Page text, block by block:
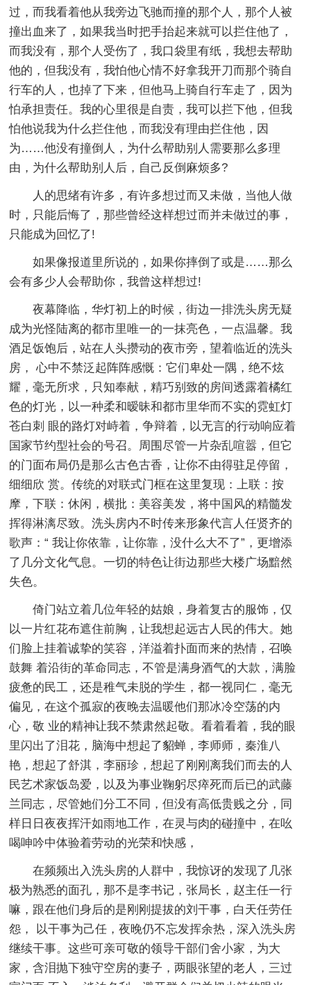
过，而我看着他从我旁边飞驰而撞的那个人，那个人被
撞出血来了，如果我当时把手抬起来就可以拦住他了，
而我没有，那个人受伤了，我口袋里有纸，我想去帮助
他的，但我没有，我怕他心情不好拿我开刀而那个骑自
行车的人，也掉了下来，但他马上骑自行车走了，因为
怕承担责任。我的心里很是自责，我可以拦下他，但我
怕他说我为什么拦住他，而我没有理由拦住他，因
为……他没有撞倒人，为什么帮助别人需要那么多理
由，为什么帮助别人后，自己反倒麻烦多?
人的思绪有许多，有许多想过而又未做，当他人做
时，只能后悔了，那些曾经这样想过而并未做过的事，
只能成为回忆了!
如果像报道里所说的，如果你摔倒了或是……那么
会有多少人会帮助你，我曾这样想过!
夜幕降临，华灯初上的时候，街边一排洗头房无疑
成为光怪陆离的都市里唯一的一抹亮色，一点温馨。我
酒足饭饱后，站在人头攒动的夜市旁，望着临近的洗头
房， 心中不禁泛起阵阵感慨：它们卑处一隅，绝不炫
耀，毫无所求，只知奉献，精巧别致的房间透露着橘红
色的灯光，以一种柔和暧昧和都市里华而不实的霓虹灯
苍白刺 眼的路灯对峙着，争辩着，以无言的行动响应着
国家节约型社会的号召。周围尽管一片杂乱喧嚣，但它
的门面布局仍是那么古色古香，让你不由得驻足停留，
细细欣 赏。传统的对联式门框在这里复现：上联：按
摩，下联：休闲，横批：美容美发，将中国风的精髓发
挥得淋漓尽致。洗头房内不时传来形象代言人任贤齐的
歌声：“ 我让你依靠，让你靠，没什么大不了”，更增添
了几分文化气息。一切的特色让街边那些大楼广场黯然
失色。
倚门站立着几位年轻的姑娘，身着复古的服饰，仅
以一片红花布遮住前胸，让我想起远古人民的伟大。她
们脸上挂着诚挚的笑容，洋溢着扑面而来的热情，召唤
鼓舞 着沿街的革命同志，不管是满身酒气的大款，满脸
疲惫的民工，还是稚气未脱的学生，都一视同仁，毫无
偏见，在这个孤寂的夜晚去温暖他们那冰冷空荡的内
心，敬 业的精神让我不禁肃然起敬。看着看着，我的眼
里闪出了泪花，脑海中想起了貂蝉，李师师，秦淮八
艳，想起了舒淇，李丽珍，想起了刚刚离我们而去的人
民艺术家饭岛爱，以及为事业鞠躬尽瘁死而后已的武藤
兰同志，尽管她们分工不同，但没有高低贵贱之分，同
样日日夜夜挥汗如雨地工作，在灵与肉的碰撞中，在吆
喝呻吟中体验着劳动的光荣和快感，
在频频出入洗头房的人群中，我惊讶的发现了几张
极为熟悉的面孔，那不是李书记，张局长，赵主任一行
嘛，跟在他们身后的是刚刚提拔的刘干事，白天任劳任
怨， 以干事为己任，夜晚仍不忘发挥余热，深入洗头房
继续干事。这些可亲可敬的领导干部们舍小家，为大
家，含泪抛下独守空房的妻子，两眼张望的老人，三过